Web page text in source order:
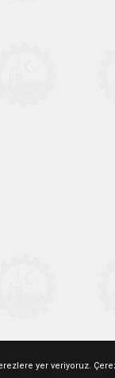
yer veriyoruz.